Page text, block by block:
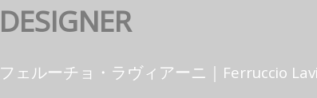
DESIGNER
フェルーチョ・ラヴィアーニ｜Ferruccio